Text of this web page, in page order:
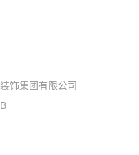
饰集团有限公司